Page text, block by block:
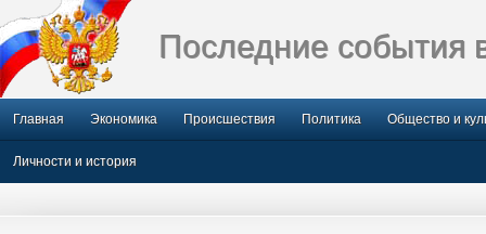
Последние события
Главная Экономика Происшествия Политика Общество и
Личности и история